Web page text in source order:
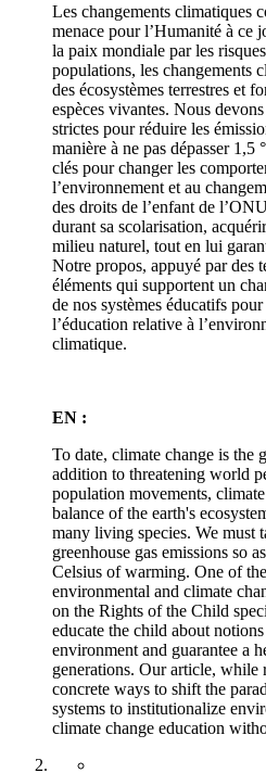
Les changements climatiques
menace pour l’Humanité à ce
la paix mondiale par les
populations, les changements
des écosystèmes terrestres et
espèces vivantes. Nous
strictes pour réduire les
manière à ne pas dépasser 1,5
clés pour changer les
l’environnement et au
des droits de l’enfant de
durant sa scolarisation,
milieu naturel, tout en lui
Notre propos, appuyé par des
éléments qui supportent un
de nos systèmes éducatifs
l’éducation relative à
climatique.
EN :
To date, climate change is the
addition to threatening world
population movements,
balance of the earth's
many living species. We must
greenhouse gas emissions so
Celsius of warming. One of
environmental and climate
on the Rights of the Child
educate the child about
environment and guarantee a
generations. Our article, while
concrete ways to shift the
systems to institutionalize
climate change education